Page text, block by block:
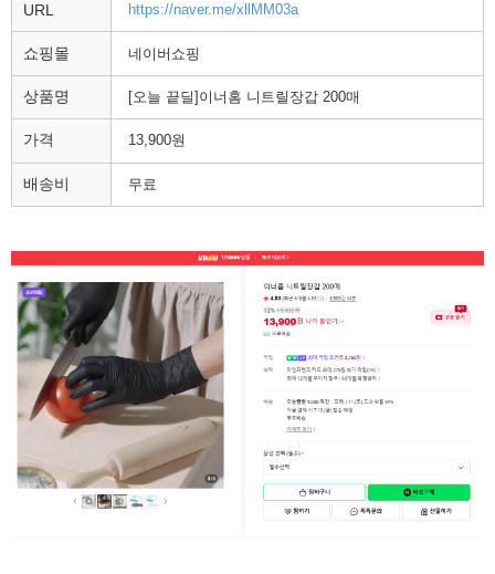
URL https://naver.me/xllMM03a
쇼핑몰 네이버쇼핑
상품명 [오늘 끝딜]이너홈 니트릴장갑 200매
가격 13,900원
배송비 무료